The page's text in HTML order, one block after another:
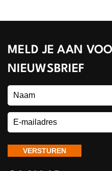
MELD JE AAN
NIEUWSBRIEF